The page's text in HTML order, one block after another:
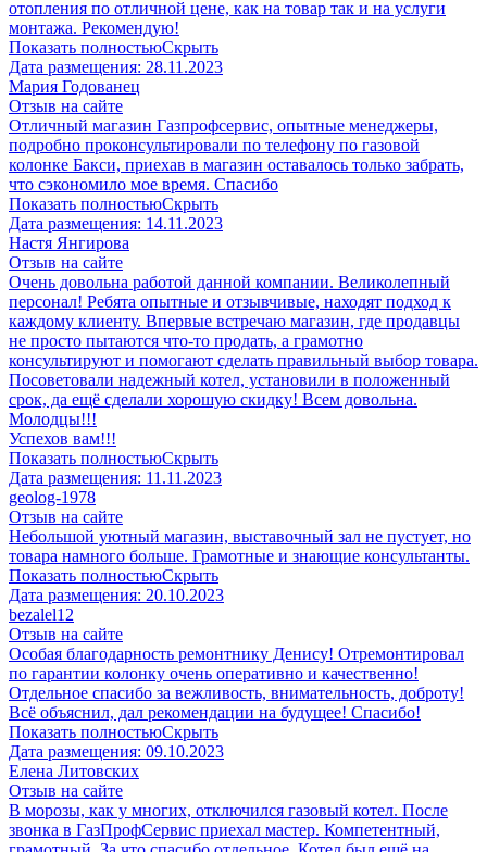
отопления по отличной цене, как на товар так и на услуги
монтажа. Рекомендую!
Показать полностьюСкрыть
Дата размещения: 28.11.2023
Мария Годованец
Отзыв на сайте
Отличный магазин Газпрофсервис, опытные менеджеры,
подробно проконсультировали по телефону по газовой
колонке Бакси, приехав в магазин оставалось только забрать,
что сэкономило мое время. Спасибо
Показать полностьюСкрыть
Дата размещения: 14.11.2023
​Настя Янгирова
Отзыв на сайте
Очень довольна работой данной компании. Великолепный
персонал! Ребята опытные и отзывчивые, находят подход к
каждому клиенту. Впервые встречаю магазин, где продавцы
не просто пытаются что-то продать, а грамотно
консультируют и помогают сделать правильный выбор товара.
Посоветовали надежный котел, установили в положенный
срок, да ещё сделали хорошую скидку! Всем довольна.
Молодцы!!!
Успехов вам!!!
Показать полностьюСкрыть
Дата размещения: 11.11.2023
geolog-1978
Отзыв на сайте
Небольшой уютный магазин, выставочный зал не пустует, но
товара намного больше. Грамотные и знающие консультанты.
Показать полностьюСкрыть
Дата размещения: 20.10.2023
​bezalel12
Отзыв на сайте
Особая благодарность ремонтнику Денису! Отремонтировал
по гарантии колонку очень оперативно и качественно!
Отдельное спасибо за вежливость, внимательность, доброту!
Всё объяснил, дал рекомендации на будущее! Спасибо!
Показать полностьюСкрыть
Дата размещения: 09.10.2023
​Елена Литовских
Отзыв на сайте
В морозы, как у многих, отключился газовый котел. После
звонка в ГазПрофСервис приехал мастер. Компетентный,